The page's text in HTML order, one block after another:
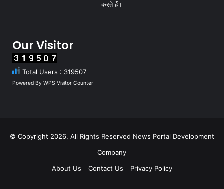
करते हैं।
Our Visitor
Total Users : 319507
Powered By WPS Visitor Counter
© Copyright 2026, All Rights Reserved News Portal Development
Company
About Us
Contact Us Privacy Policy